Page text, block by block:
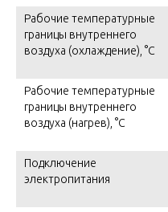
Рабочие температурные
границы внутреннего
воздуха (охлаждение), °C
Рабочие температурные
границы внутреннего
воздуха (нагрев), °C
Подключение
электропитания